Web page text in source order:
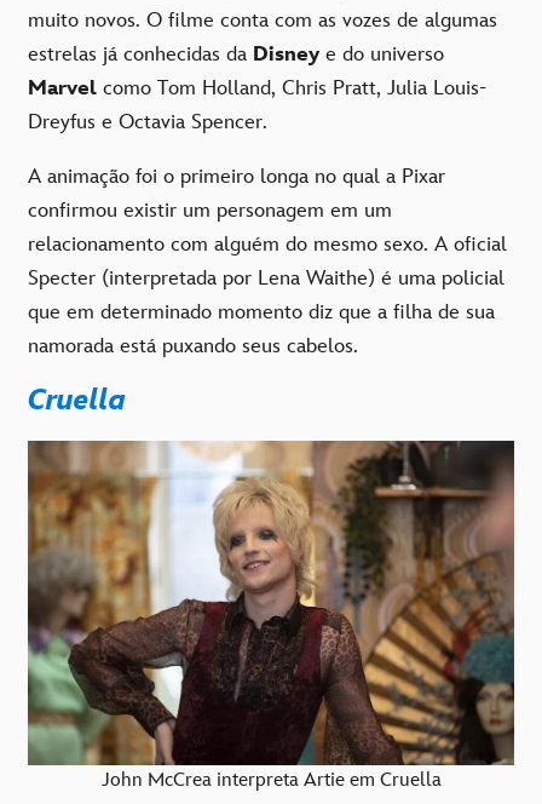
muito novos. O filme conta com as vozes de algumas
estrelas já conhecidas da Disney e do universo
Marvel como Tom Holland, Chris Pratt, Julia Louis-
Dreyfus e Octavia Spencer.
A animação foi o primeiro longa no qual a Pixar
confirmou existir um personagem em um
relacionamento com alguém do mesmo sexo. A oficial
Specter (interpretada por Lena Waithe) é uma policial
que em determinado momento diz que a filha de sua
namorada está puxando seus cabelos.
Cruella
John McCrea interpreta Artie em Cruella